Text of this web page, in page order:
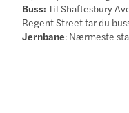
Buss: Til Shaftesbury
Regent Street tar du
Jernbane: Nærmeste